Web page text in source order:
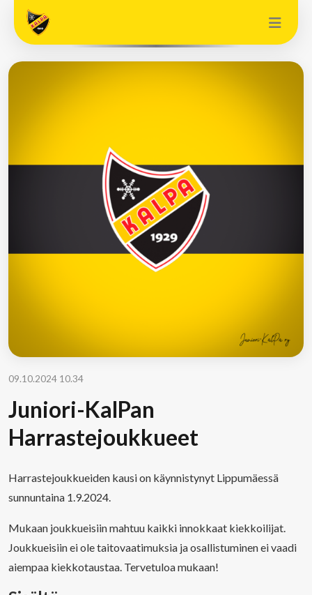
09.10.2024 10.34
Juniori-KalPan
Harrastejoukkueet
Harrastejoukkueiden kausi on käynnistynyt Lippumäessä
sunnuntaina 1.9.2024.
Mukaan joukkueisiin mahtuu kaikki innokkaat kiekkoilijat.
Joukkueisiin ei ole taitovaatimuksia ja osallistuminen ei vaadi
aiempaa kiekkotaustaa. Tervetuloa mukaan!